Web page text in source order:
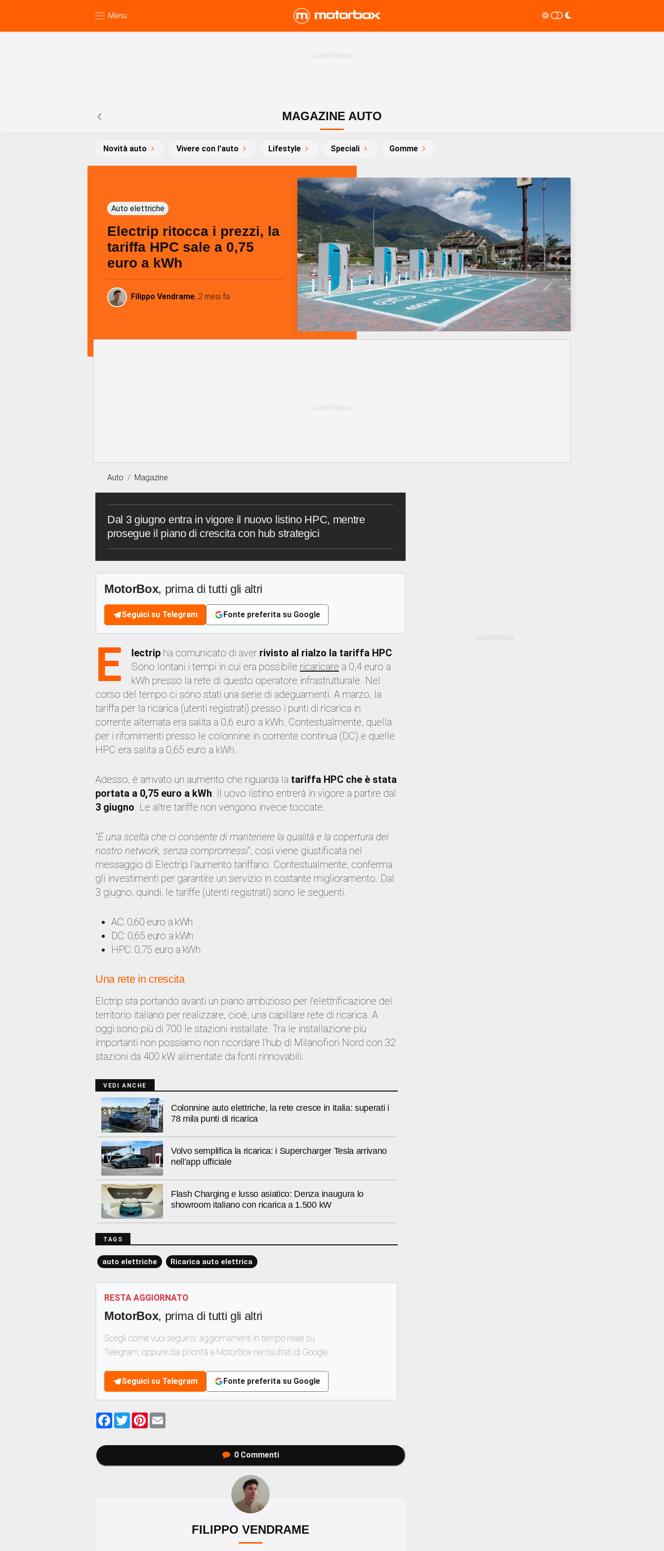
MAGAZINE AUTO
Novità auto Vivere con l'auto Lifestyle Speciali Gomme
Auto elettriche
Electrip ritocca i prezzi, la
tariffa HPC sale a 0,75
euro a kWh
Filippo Vendrame, 2 mesi fa
Auto Magazine
Dal 3 giugno entra in vigore il nuovo listino HPC, mentre
prosegue il piano di crescita con hub strategici
MotorBox, prima di tutti gli altri
Seguici su Telegram Fonte preferita su Google
E lectrip ha comunicato di aver rivisto al rialzo la tariffa HPC.
Sono lontani i tempi in cui era possibile ricaricare a 0,4 euro a
kWh presso la rete di questo operatore infrastrutturale. Nel
corso del tempo ci sono stati una serie di adeguamenti. A marzo, la
tariffa per la ricarica (utenti registrati) presso i punti di ricarica in
corrente alternata era salita a 0,6 euro a kWh. Contestualmente, quella
per i rifornimenti presso le colonnine in corrente continua (DC) e quelle
HPC era salita a 0,65 euro a kWh.
Adesso, è arrivato un aumento che riguarda la tariffa HPC che è stata
portata a 0,75 euro a kWh. Il uovo listino entrerà in vigore a partire dal
3 giugno. Le altre tariffe non vengono invece toccate.
''È una scelta che ci consente di mantenere la qualità e la copertura del
nostro network, senza compromessi'', così viene giustificata nel
messaggio di Electrip l'aumento tariffario. Contestualmente, conferma
gli investimenti per garantire un servizio in costante miglioramento. Dal
3 giugno, quindi, le tariffe (utenti registrati) sono le seguenti.
AC: 0,60 euro a kWh
DC: 0,65 euro a kWh
HPC: 0,75 euro a kWh
Una rete in crescita
Elctrip sta portando avanti un piano ambizioso per l'elettrificazione del
territorio italiano per realizzare, cioè, una capillare rete di ricarica. A
oggi sono più di 700 le stazioni installate. Tra le installazione più
importanti non possiamo non ricordare l'hub di Milanofiori Nord con 32
stazioni da 400 kW alimentate da fonti rinnovabili.
VEDI ANCHE
Colonnine auto elettriche, la rete cresce in Italia: superati i
78 mila punti di ricarica
Volvo semplifica la ricarica: i Supercharger Tesla arrivano
nell’app ufficiale
Flash Charging e lusso asiatico: Denza inaugura lo
showroom italiano con ricarica a 1.500 kW
TAGS
auto elettriche Ricarica auto elettrica
RESTA AGGIORNATO
MotorBox, prima di tutti gli altri
Scegli come vuoi seguirci: aggiornamenti in tempo reale su
Telegram, oppure dai priorità a MotorBox nei risultati di Google.
Seguici su Telegram Fonte preferita su Google
Facebook
TwitterPinterest
0Commenti
FILIPPO VENDRAME